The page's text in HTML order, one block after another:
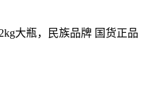
大瓶，民族品牌 国货正品